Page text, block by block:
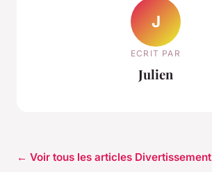
J
ECRIT PAR
Julien
← Voir tous les articles Divertissement